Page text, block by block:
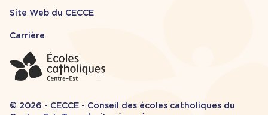
Site Web du CECCE
Carrière
© 2026 - CECCE - Conseil des écoles catholiques du